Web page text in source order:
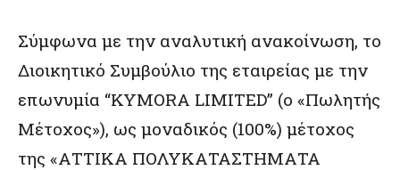
Σύμφωνα με την αναλυτική ανακοίνωση, το
Διοικητικό Συμβούλιο της εταιρείας με την
επωνυμία “KYMORA LIMITED” (o «Πωλητής
Μέτοχος»), ως μοναδικός (100%) μέτοχος
της «ΑΤΤΙΚΑ ΠΟΛΥΚΑΤΑΣΤΗΜΑΤΑ